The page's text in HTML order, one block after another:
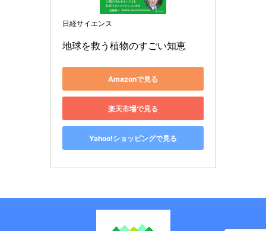
日経サイエンス
地球を救う植物のすごい知恵
Amazonで見る
楽天市場で見る
Yahoo!ショッピングで見る